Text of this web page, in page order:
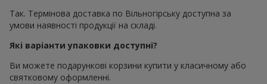
Так. Термінова доставка по Вільногірську доступна за
умови наявності продукції на складі.
Які варіанти упаковки доступні?
Ви можете подарункові корзини купити у класичному або
святковому оформленні.